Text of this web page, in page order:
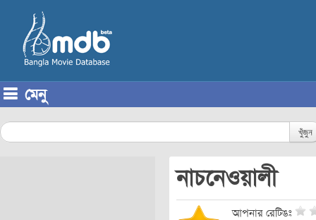
মেনু
খুঁজুন
নাচনেওয়ালী
আপনার রেটিঙঃ